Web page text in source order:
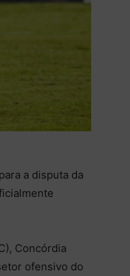
a disputa da
Concórdia
ofensivo do